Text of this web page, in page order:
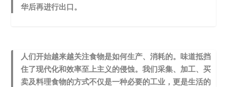
华后再进行出口。
人们开始越来越关注食物是如何生产、消耗的。味道抵挡
住了现代化和效率至上主义的侵蚀。我们采集、加工、买
卖及料理食物的方式不仅是一种必要的工业，更是生活的